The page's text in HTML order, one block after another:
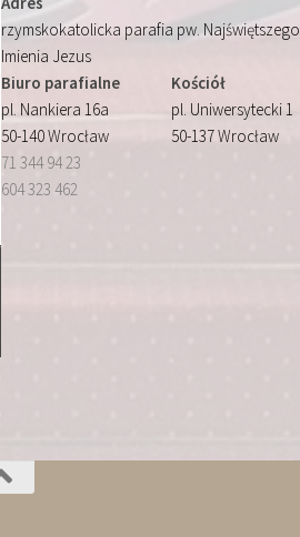
rzymskokatolicka parafia pw. Najświętszego
Imienia Jezus
Biuro parafialne
pl. Nankiera 16a
50-140 Wrocław
71 344 94 23
604 323 462
Kościół
pl. Uniwersytecki 1
50-137 Wrocław